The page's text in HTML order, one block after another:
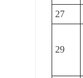
27
29